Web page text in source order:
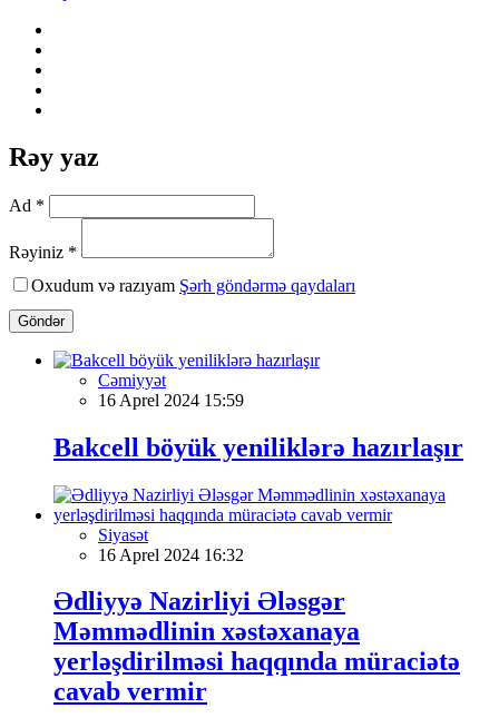
Rəy yaz
Ad *
Rəyiniz *
Oxudum və razıyam Şərh göndərmə qaydaları
Göndər
Cəmiyyət
16 Aprel 2024 15:59
Bakcell böyük yeniliklərə hazırlaşır
Siyasət
16 Aprel 2024 16:32
Ədliyyə Nazirliyi Ələsgər
Məmmədlinin xəstəxanaya
yerləşdirilməsi haqqında müraciətə
cavab vermir